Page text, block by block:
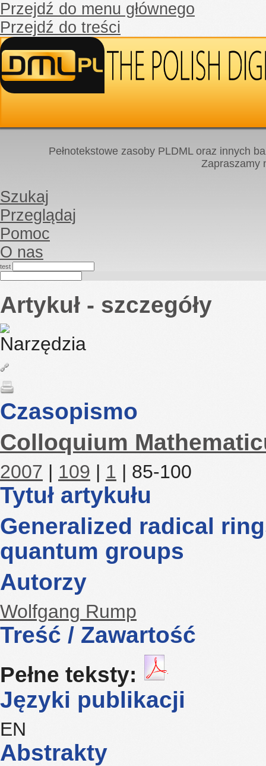
Przejdź do menu głównego
Przejdź do treści
Pełnotekstowe zasoby PLDML oraz innych
Zapraszamy
Szukaj
Przeglądaj
Pomoc
O nas
test
Artykuł - szczegóły
Czasopismo
Colloquium
2007 | 109 | 1 | 85-100
Tytuł artykułu
Generalized radical
quantum groups
Autorzy
Wolfgang Rump
Treść / Zawartość
Pełne teksty:
Języki publikacji
EN
Abstrakty